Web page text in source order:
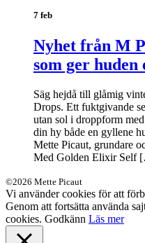
7 feb
Nyhet från M
som ger huden
Säg hejdå till glåmig
Drops. Ett fuktgivande
utan sol i droppform
din hy både en gyllene
Mette Picaut, grundare
Med Golden Elixir Self
©2026 Mette Picaut
Vi använder cookies för att
Genom att fortsätta använda
cookies. Godkänn Läs mer